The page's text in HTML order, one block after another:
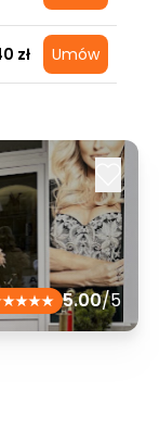
zł Umów
5.00/5